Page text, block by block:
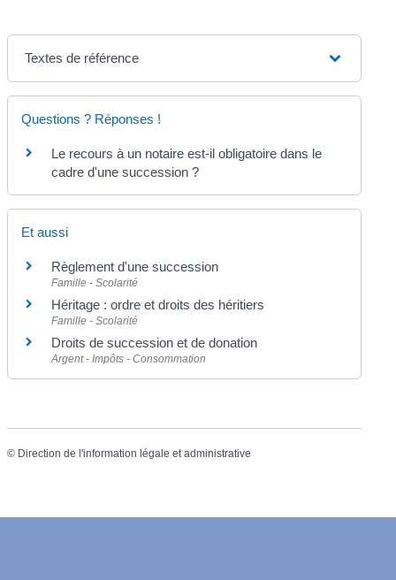
Textes de référence
Questions ? Réponses !
Le recours à un notaire est-il obligatoire dans le
cadre d'une succession ?
Et aussi
Règlement d'une succession
Famille - Scolarité
Héritage : ordre et droits des héritiers
Famille - Scolarité
Droits de succession et de donation
Argent - Impôts - Consommation
© Direction de l'information légale et administrative